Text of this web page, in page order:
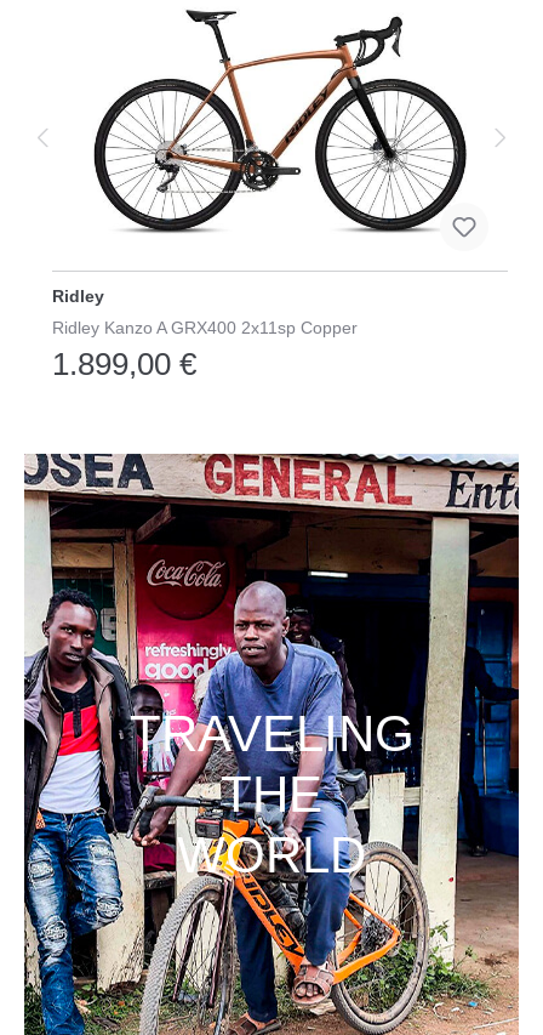
Ridley
Ridley Kanzo A GRX400 2x11sp Copper
1.899,00 €
TRAVELING
THE
WORLD